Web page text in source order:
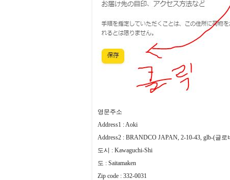
영문주소
Address1 : Aoki
Address2 : BRANDCO JAPAN, 2-10-43, glb-(글
도시 : Kawaguchi-Shi
도 : Saitamaken
Zip code : 332-0031